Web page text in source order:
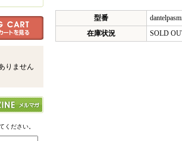
りません
ください。
型番
在庫状況
SOLD